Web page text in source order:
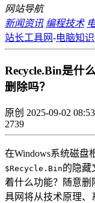
网站导航
新闻资讯 编程技术
站长工具网-电脑知识
Recycle.Bin是什
删除吗？
原创 2025-09-02
2739
在Windows系统磁盘
$Recycle.Bin的隐藏
着什么功能？随意
具网将从技术原理、